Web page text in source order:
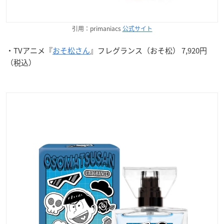
引用：primaniacs 公式サイト
・TVアニメ『おそ松さん』フレグランス（おそ松） 7,920円
（税込）